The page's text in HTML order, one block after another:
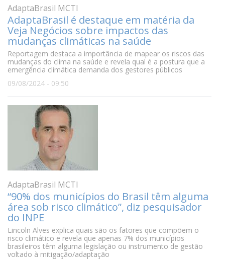
AdaptaBrasil MCTI
AdaptaBrasil é destaque em matéria da
Veja Negócios sobre impactos das
mudanças climáticas na saúde
Reportagem destaca a importância de mapear os riscos das
mudanças do clima na saúde e revela qual é a postura que a
emergência climática demanda dos gestores públicos
09/08/2024 - 09:50
AdaptaBrasil MCTI
“90% dos municípios do Brasil têm alguma
área sob risco climático”, diz pesquisador
do INPE
Lincoln Alves explica quais são os fatores que compõem o
risco climático e revela que apenas 7% dos municípios
brasileiros têm alguma legislação ou instrumento de gestão
voltado à mitigação/adaptação